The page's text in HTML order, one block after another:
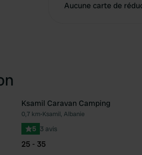
Aucune carte de
Préféré
Ksamil Caravan Camping
0,7 km•Ksamil, Albanie
5 3 avis
25 - 35